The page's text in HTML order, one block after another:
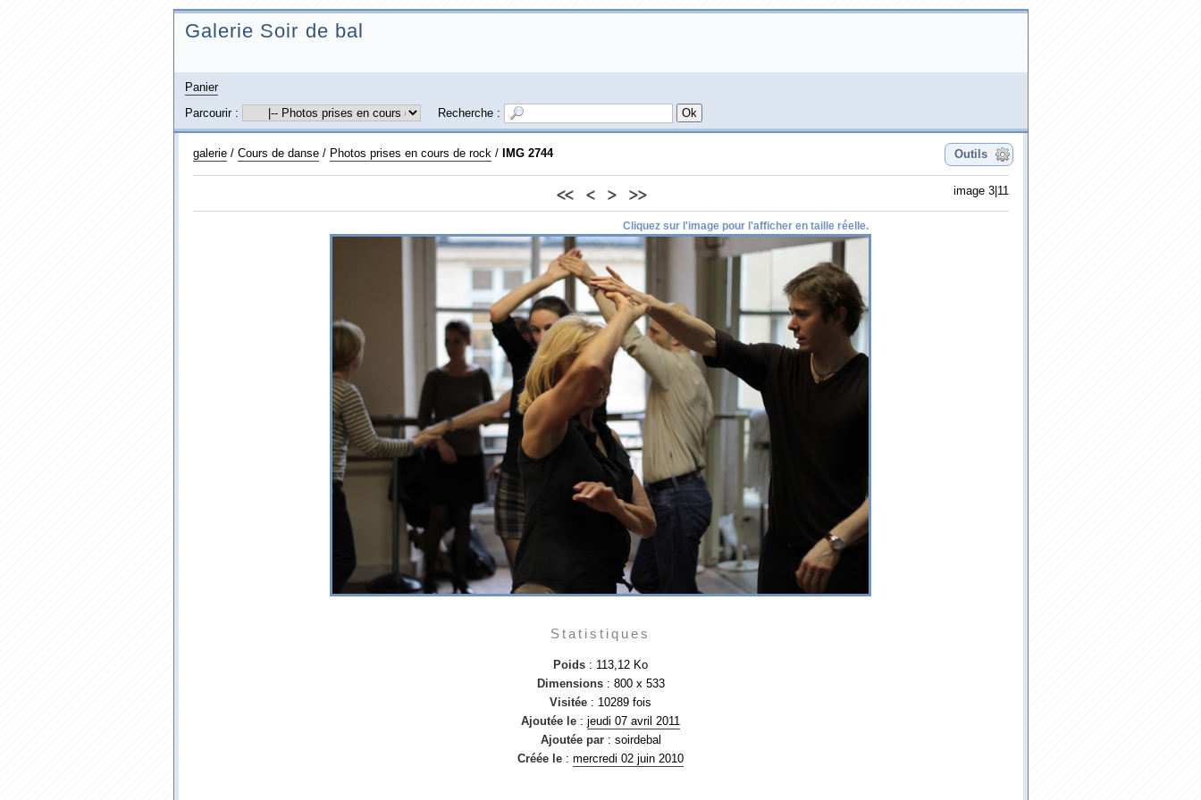
Galerie Soir de bal
Panier
Parcourir :
Recherche :
Outils
galerie/ Cours de danse/ Photos prises en cours de rock/ IMG 2744
image 3|11
<< < > >>
Cliquez sur l'image pour l'afficher en taille réelle.
Statistiques
Poids : 113,12 Ko
Dimensions: 800 x 533
Visitée : 10289 fois
Ajoutée le : jeudi 07 avril 2011
Ajoutée par: soirdebal
Créée le : mercredi 02 juin 2010